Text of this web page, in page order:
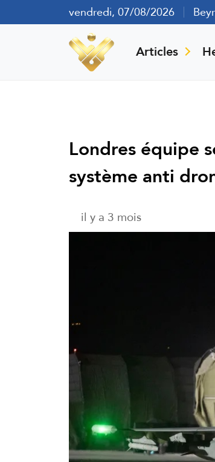
vendredi, 07/08/2026
Articles
Londres équipe
système anti
il y a 3 mois